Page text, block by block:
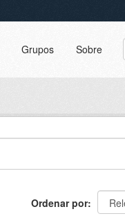
Grupos Sobre
Ordenar por